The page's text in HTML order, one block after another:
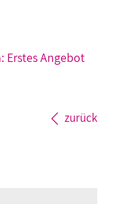
Erstes Angebot
zurück